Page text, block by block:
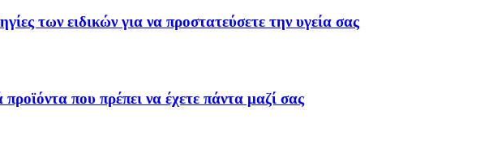
των ειδικών για να προστατεύσετε την υγεία σας
που πρέπει να έχετε πάντα μαζί σας